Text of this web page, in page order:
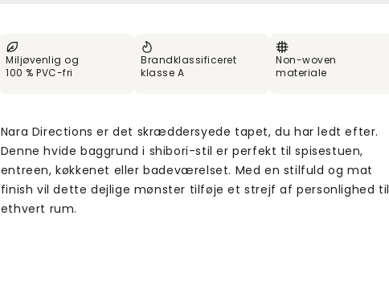
Miljøvenlig og
100 % PVC-fri
Brandklassificeret
klasse A
Non-woven
materiale
Nara Directions er det skræddersyede tapet, du har ledt efter.
Denne hvide baggrund i shibori-stil er perfekt til spisestuen,
entreen, køkkenet eller badeværelset. Med en stilfuld og mat
finish vil dette dejlige mønster tilføje et strejf af personlighed til
ethvert rum.